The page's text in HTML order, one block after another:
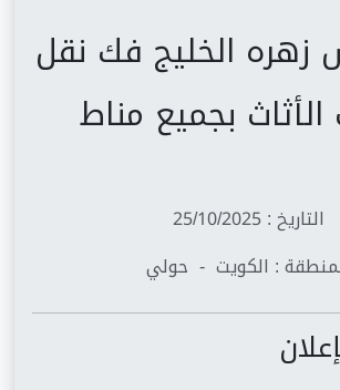
الخليج فك نقل
بجميع مناط
التاريخ : 25/10/2025
: الكويت - حولي